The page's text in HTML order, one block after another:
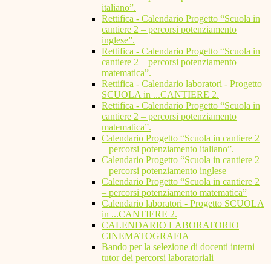
italiano”.
Rettifica - Calendario Progetto “Scuola in
cantiere 2 – percorsi potenziamento
inglese”.
Rettifica - Calendario Progetto “Scuola in
cantiere 2 – percorsi potenziamento
matematica”.
Rettifica - Calendario laboratori - Progetto
SCUOLA in ...CANTIERE 2.
Rettifica - Calendario Progetto “Scuola in
cantiere 2 – percorsi potenziamento
matematica”.
Calendario Progetto “Scuola in cantiere 2
– percorsi potenziamento italiano”.
Calendario Progetto “Scuola in cantiere 2
– percorsi potenziamento inglese
Calendario Progetto “Scuola in cantiere 2
– percorsi potenziamento matematica”
Calendario laboratori - Progetto SCUOLA
in ...CANTIERE 2.
CALENDARIO LABORATORIO
CINEMATOGRAFIA
Bando per la selezione di docenti interni
tutor dei percorsi laboratoriali